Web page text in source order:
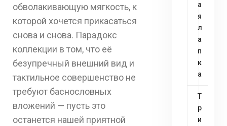
обволакивающую мягкость, к
которой хочется прикасаться
снова и снова. Парадокс
коллекции в том, что её
безупречный внешний вид и
тактильное совершенство не
требуют баснословных
вложений — пусть это
останется нашей приятной
а
я
л
а
п
к
а
Т
р
и